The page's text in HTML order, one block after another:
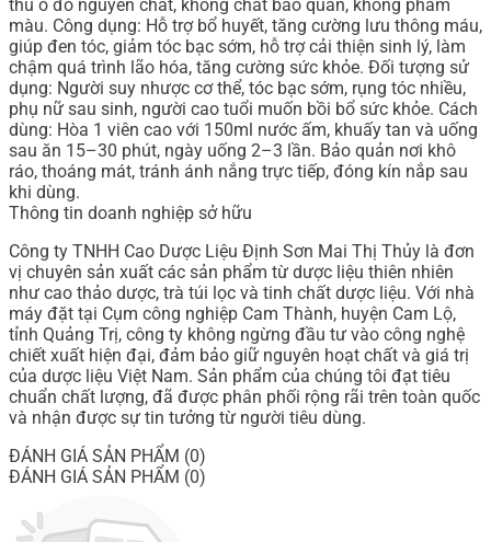
thủ ô đỏ nguyên chất, không chất bảo quản, không phẩm
màu. Công dụng: Hỗ trợ bổ huyết, tăng cường lưu thông máu,
giúp đen tóc, giảm tóc bạc sớm, hỗ trợ cải thiện sinh lý, làm
chậm quá trình lão hóa, tăng cường sức khỏe. Đối tượng sử
dụng: Người suy nhược cơ thể, tóc bạc sớm, rụng tóc nhiều,
phụ nữ sau sinh, người cao tuổi muốn bồi bổ sức khỏe. Cách
dùng: Hòa 1 viên cao với 150ml nước ấm, khuấy tan và uống
sau ăn 15–30 phút, ngày uống 2–3 lần. Bảo quản nơi khô
ráo, thoáng mát, tránh ánh nắng trực tiếp, đóng kín nắp sau
khi dùng.
Thông tin doanh nghiệp sở hữu
Công ty TNHH Cao Dược Liệu Định Sơn Mai Thị Thủy là đơn
vị chuyên sản xuất các sản phẩm từ dược liệu thiên nhiên
như cao thảo dược, trà túi lọc và tinh chất dược liệu. Với nhà
máy đặt tại Cụm công nghiệp Cam Thành, huyện Cam Lộ,
tỉnh Quảng Trị, công ty không ngừng đầu tư vào công nghệ
chiết xuất hiện đại, đảm bảo giữ nguyên hoạt chất và giá trị
của dược liệu Việt Nam. Sản phẩm của chúng tôi đạt tiêu
chuẩn chất lượng, đã được phân phối rộng rãi trên toàn quốc
và nhận được sự tin tưởng từ người tiêu dùng.
ĐÁNH GIÁ SẢN PHẨM (0)
ĐÁNH GIÁ SẢN PHẨM (0)